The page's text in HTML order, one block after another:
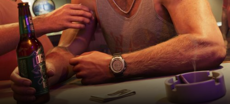
¿Todavía no tienes cuenta?
Regístrate gratis
El inicio de sesión con Facebook ya no está
carácter inicial), pero no mayúsculas, espacios, tildes
o caracteres especiales.
He leído y acepto la
politica de privacidad y
de participación
Registrarse en 3DJuegos